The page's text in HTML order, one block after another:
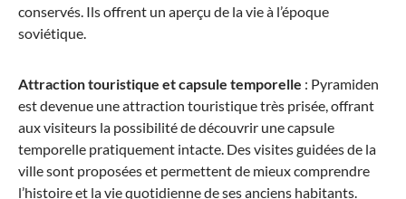
conservés. Ils offrent un aperçu de la vie à l’époque
soviétique.
Attraction touristique et capsule temporelle : Pyramiden
est devenue une attraction touristique très prisée, offrant
aux visiteurs la possibilité de découvrir une capsule
temporelle pratiquement intacte. Des visites guidées de la
ville sont proposées et permettent de mieux comprendre
l’histoire et la vie quotidienne de ses anciens habitants.